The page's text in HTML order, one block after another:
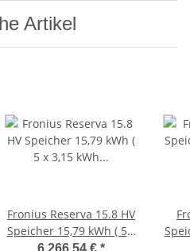
Artikel
Fronius Reserva 15.8 HV
Speicher 15,79 kWh ( 5 x
3,15 kWh 4,240,370 +
6.266,54 € *